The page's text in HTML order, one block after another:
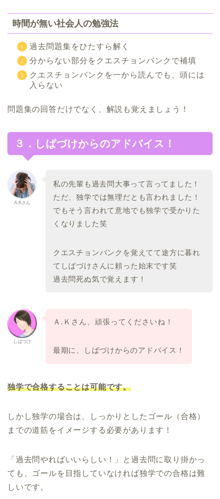
時間が無い社会人の勉強法
過去問題集をひたすら解く
分からない部分をクエスチョンバンクで補填
クエスチョンバンクを一から読んでも、頭には
入らない
問題集の回答だけでなく、解説も覚えましょう！
３．しばづけからのアドバイス！
A.Kさん
私の先輩も過去問大事って言ってました！
ただ、独学では無理だとも言われました！
でもそう言われて意地でも独学で受かりた
くなりました笑
クエスチョンバンクを覚えてて途方に暮れ
てしばづけさんに頼った始末です笑
過去問死ぬ気で覚えます！
しばづけ
Ａ.Ｋさん、頑張ってくださいね！
最期に、しばづけからのアドバイス！
独学で合格することは可能です。
しかし独学の場合は、しっかりとしたゴール（合格）
までの道筋をイメージする必要があります！
「過去問やればいいらしい！」と過去問に取り掛かっ
ても、 ゴールを目指していなければ独学での合格は難
しいです。